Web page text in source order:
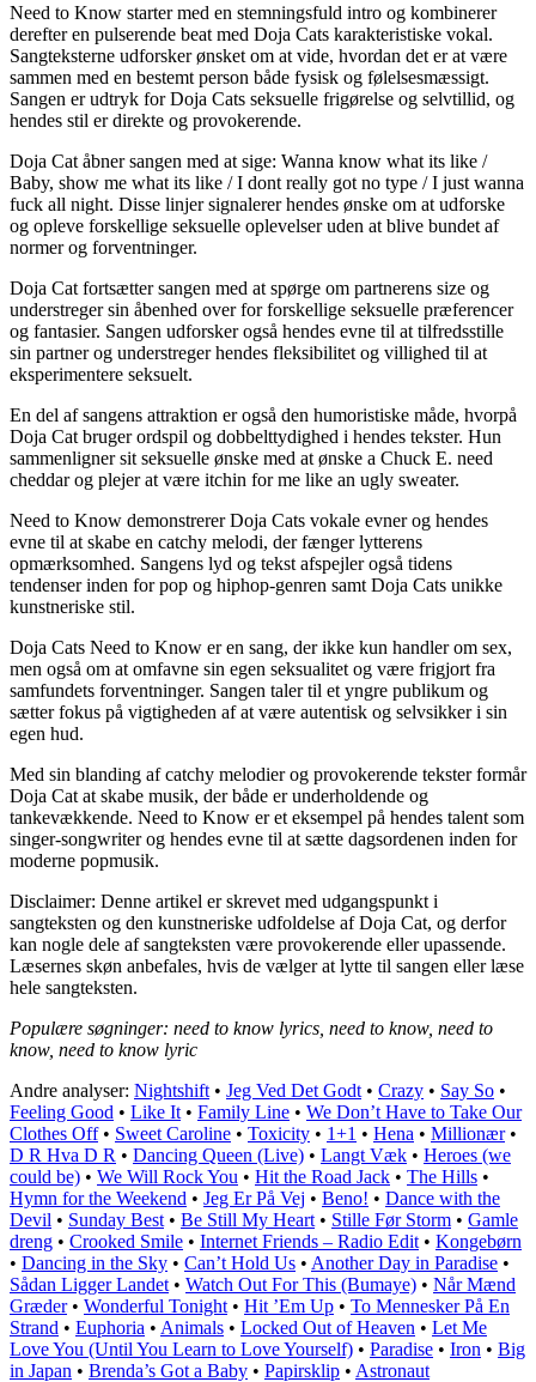
Need to Know starter med en stemningsfuld intro og kombinerer
derefter en pulserende beat med Doja Cats karakteristiske vokal.
Sangteksterne udforsker ønsket om at vide, hvordan det er at være
sammen med en bestemt person både fysisk og følelsesmæssigt.
Sangen er udtryk for Doja Cats seksuelle frigørelse og selvtillid, og
hendes stil er direkte og provokerende.
Doja Cat åbner sangen med at sige: Wanna know what its like /
Baby, show me what its like / I dont really got no type / I just wanna
fuck all night. Disse linjer signalerer hendes ønske om at udforske
og opleve forskellige seksuelle oplevelser uden at blive bundet af
normer og forventninger.
Doja Cat fortsætter sangen med at spørge om partnerens size og
understreger sin åbenhed over for forskellige seksuelle præferencer
og fantasier. Sangen udforsker også hendes evne til at tilfredsstille
sin partner og understreger hendes fleksibilitet og villighed til at
eksperimentere seksuelt.
En del af sangens attraktion er også den humoristiske måde, hvorpå
Doja Cat bruger ordspil og dobbelttydighed i hendes tekster. Hun
sammenligner sit seksuelle ønske med at ønske a Chuck E. need
cheddar og plejer at være itchin for me like an ugly sweater.
Need to Know demonstrerer Doja Cats vokale evner og hendes
evne til at skabe en catchy melodi, der fænger lytterens
opmærksomhed. Sangens lyd og tekst afspejler også tidens
tendenser inden for pop og hiphop-genren samt Doja Cats unikke
kunstneriske stil.
Doja Cats Need to Know er en sang, der ikke kun handler om sex,
men også om at omfavne sin egen seksualitet og være frigjort fra
samfundets forventninger. Sangen taler til et yngre publikum og
sætter fokus på vigtigheden af at være autentisk og selvsikker i sin
egen hud.
Med sin blanding af catchy melodier og provokerende tekster formår
Doja Cat at skabe musik, der både er underholdende og
tankevækkende. Need to Know er et eksempel på hendes talent som
singer-songwriter og hendes evne til at sætte dagsordenen inden for
moderne popmusik.
Disclaimer: Denne artikel er skrevet med udgangspunkt i
sangteksten og den kunstneriske udfoldelse af Doja Cat, og derfor
kan nogle dele af sangteksten være provokerende eller upassende.
Læsernes skøn anbefales, hvis de vælger at lytte til sangen eller læse
hele sangteksten.
Populære søgninger: need to know lyrics, need to know, need to
know, need to know lyric
Andre analyser: Nightshift • Jeg Ved Det Godt • Crazy • Say So •
Feeling Good • Like It • Family Line • We Don’t Have to Take Our
Clothes Off• Sweet Caroline • Toxicity • 1+1 • Hena • Millionær•
D R Hva D R • Dancing Queen (Live) • Langt Væk • Heroes (we
could be) • We Will Rock You • Hit the Road Jack • The Hills •
Hymn for the Weekend • Jeg Er På Vej • Beno! • Dance with the
Devil • Sunday Best • Be Still My Heart • Stille Før Storm • Gamle
dreng • Crooked Smile • Internet Friends – Radio Edit • Kongebørn
• Dancing in the Sky • Can’t Hold Us • Another Day in Paradise •
Sådan Ligger Landet • Watch Out For This (Bumaye) • Når Mænd
Græder• Wonderful Tonight • Hit ’Em Up • To Mennesker På En
Strand • Euphoria • Animals • Locked Out of Heaven • Let Me
Love You (Until You Learn to Love Yourself) • Paradise • Iron • Big
in Japan • Brenda’s Got a Baby • Papirsklip • Astronaut